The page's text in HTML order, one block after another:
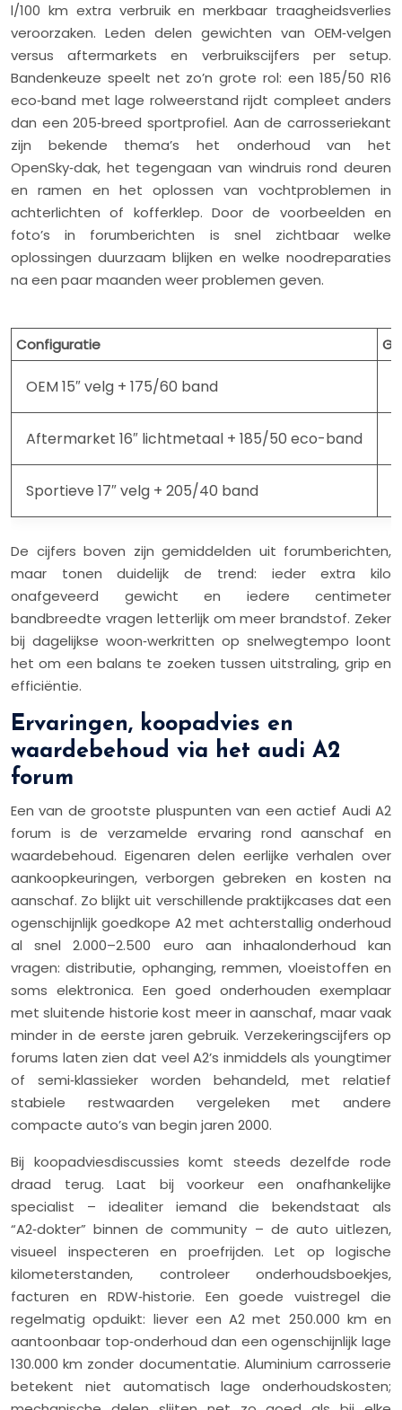
l/100 km extra verbruik en merkbaar traagheidsverlies
veroorzaken. Leden delen gewichten van OEM‑velgen
versus aftermarkets en verbruikscijfers per setup.
Bandenkeuze speelt net zo’n grote rol: een 185/50 R16
eco‑band met lage rolweerstand rijdt compleet anders
dan een 205‑breed sportprofiel. Aan de carrosseriekant
zijn bekende thema’s het onderhoud van het
OpenSky‑dak, het tegengaan van windruis rond deuren
en ramen en het oplossen van vochtproblemen in
achterlichten of kofferklep. Door de voorbeelden en
foto’s in forumberichten is snel zichtbaar welke
oplossingen duurzaam blijken en welke noodreparaties
na een paar maanden weer problemen geven.
Configuratie
OEM 15″ velg + 175/60 band
Aftermarket 16″ lichtmetaal + 185/50 eco-band
Sportieve 17″ velg + 205/40 band
De cijfers boven zijn gemiddelden uit forumberichten,
maar tonen duidelijk de trend: ieder extra kilo
onafgeveerd gewicht en iedere centimeter
bandbreedte vragen letterlijk om meer brandstof. Zeker
bij dagelijkse woon‑werkritten op snelwegtempo loont
het om een balans te zoeken tussen uitstraling, grip en
efficiëntie.
Ervaringen, koopadvies en
waardebehoud via het audi A2
forum
Een van de grootste pluspunten van een actief Audi A2
forum is de verzamelde ervaring rond aanschaf en
waardebehoud. Eigenaren delen eerlijke verhalen over
aankoopkeuringen, verborgen gebreken en kosten na
aanschaf. Zo blijkt uit verschillende praktijkcases dat een
ogenschijnlijk goedkope A2 met achterstallig onderhoud
al snel 2.000–2.500 euro aan inhaalonderhoud kan
vragen: distributie, ophanging, remmen, vloeistoffen en
soms elektronica. Een goed onderhouden exemplaar
met sluitende historie kost meer in aanschaf, maar vaak
minder in de eerste jaren gebruik. Verzekeringscijfers op
forums laten zien dat veel A2’s inmiddels als youngtimer
of semi‑klassieker worden behandeld, met relatief
stabiele restwaarden vergeleken met andere
compacte auto’s van begin jaren 2000.
Bij koopadviesdiscussies komt steeds dezelfde rode
draad terug. Laat bij voorkeur een onafhankelijke
specialist – idealiter iemand die bekendstaat als
“A2‑dokter” binnen de community – de auto uitlezen,
visueel inspecteren en proefrijden. Let op logische
kilometerstanden, controleer onderhoudsboekjes,
facturen en RDW‑historie. Een goede vuistregel die
regelmatig opduikt: liever een A2 met 250.000 km en
aantoonbaar top‑onderhoud dan een ogenschijnlijk lage
130.000 km zonder documentatie. Aluminium carrosserie
betekent niet automatisch lage onderhoudskosten;